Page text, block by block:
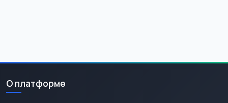
О платформе